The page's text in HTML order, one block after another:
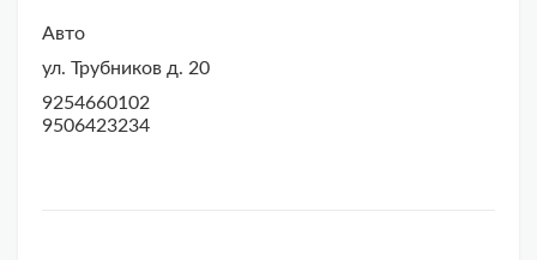
Авто
ул. Трубников д. 20
9254660102
9506423234